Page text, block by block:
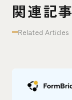
関連記事
Related Articles